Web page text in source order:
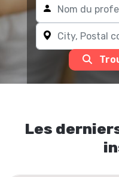
Les